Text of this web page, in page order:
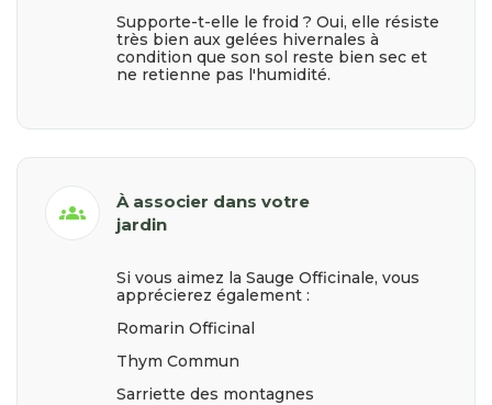
Supporte-t-elle le froid ? Oui, elle résiste
très bien aux gelées hivernales à
condition que son sol reste bien sec et
ne retienne pas l'humidité.
groups
À associer dans votre
jardin
Si vous aimez la Sauge Officinale, vous
apprécierez également :
Romarin Officinal
Thym Commun
Sarriette des montagnes